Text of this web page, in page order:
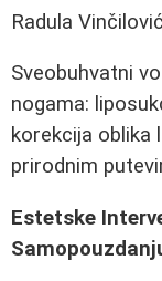
Radula Vinčilović
Sveobuhvatni
nogama:
korekcija oblika
prirodnim
Estetske